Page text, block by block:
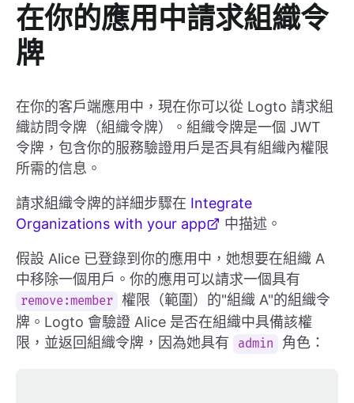
在你的應用中請求組織令
牌
在你的客戶端應用中，現在你可以從 Logto 請求組
織訪問令牌（組織令牌）。組織令牌是一個 JWT
令牌，包含你的服務驗證用戶是否具有組織內權限
所需的信息。
請求組織令牌的詳細步驟在 Integrate
Organizations with your app
中描述。
假設 Alice 已登錄到你的應用中，她想要在組織 A
中移除一個用戶。你的應用可以請求一個具有
remove:member 權限（範圍）的"組織 A"的組織令
牌。Logto 會驗證 Alice 是否在組織中具備該權
限，並返回組織令牌，因為她具有
admin 角色：